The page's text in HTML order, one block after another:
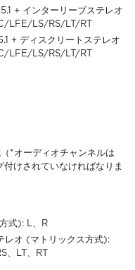
+ インターリーブステレオ
LFE/LS/RS/LT/RT
+ ディスクリートステレオ
LFE/LS/RS/LT/RT
*オーディオチャンネルは
けされていなければなりま
式): L、R
レオ (マトリックス方式):
、LT、RT